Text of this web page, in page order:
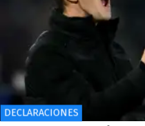
DECLARACIONES